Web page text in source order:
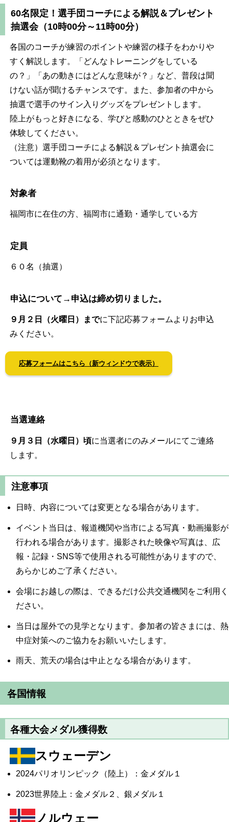
60名限定！選手団コーチによる解説＆プレゼント
抽選会（10時00分～11時00分）
各国のコーチが練習のポイントや練習の様子をわかりや
すく解説します。「どんなトレーニングをしている
の？」「あの動きにはどんな意味が？」など、普段は聞
けない話が聞けるチャンスです。また、参加者の中から
抽選で選手のサイン入りグッズをプレゼントします。
陸上がもっと好きになる、学びと感動のひとときをぜひ
体験してください。
（注意）選手団コーチによる解説＆プレゼント抽選会に
ついては運動靴の着用が必須となります。
対象者
福岡市に在住の方、福岡市に通勤・通学している方
定員
６０名（抽選）
申込について→申込は締め切りました。
９月２日（火曜日）までに下記応募フォームよりお申込
みください。
応募フォームはこちら（新ウィンドウで表示）
当選連絡
９月３日（水曜日）頃に当選者にのみメールにてご連絡
します。
注意事項
日時、内容については変更となる場合があります。
イベント当日は、報道機関や当市による写真・動画撮影が
行われる場合があります。撮影された映像や写真は、広
報・記録・SNS等で使用される可能性がありますので、
あらかじめご了承ください。
会場にお越しの際は、できるだけ公共交通機関をご利用く
ださい。
当日は屋外での見学となります。参加者の皆さまには、熱
中症対策へのご協力をお願いいたします。
雨天、荒天の場合は中止となる場合があります。
各国情報
各種大会メダル獲得数
スウェーデン
2024パリオリンピック（陸上）：金メダル１
2023世界陸上：金メダル２、銀メダル１
ノルウェー